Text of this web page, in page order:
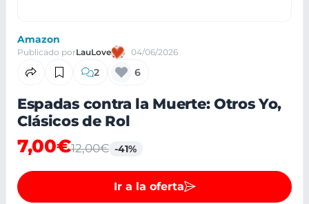
Amazon
Publicado porLauLove 04/06/2026
2 6
Espadas contra la Muerte: Otros Yo,
Clásicos de Rol
7,00€12,00€ -41%
Ir a la oferta